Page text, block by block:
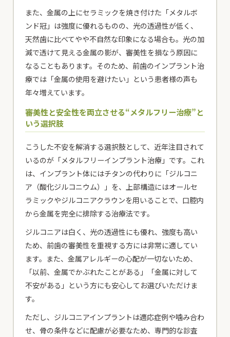
また、金属の上にセラミックを焼き付けた「メタルボ
ンド冠」は強度に優れるものの、光の透過性が低く、
天然歯に比べてやや不自然な印象になる場合も。光の加
減で透けて見える金属の影が、審美性を損なう原因に
なることもあります。そのため、前歯のインプラント治
療では「金属の使用を避けたい」という患者様の声も
年々増えています。
審美性と安全性を両立させる“メタルフリー治療”と
いう選択肢
こうした不安を解消する選択肢として、近年注目されて
いるのが「メタルフリーインプラント治療」です。これ
は、インプラント体にはチタンの代わりに「ジルコニ
ア（酸化ジルコニウム）」を、上部構造にはオールセ
ラミックやジルコニアクラウンを用いることで、口腔内
から金属を完全に排除する治療法です。
ジルコニアは白く、光の透過性にも優れ、強度も高い
ため、前歯の審美性を重視する方には非常に適してい
ます。また、金属アレルギーの心配が一切ないため、
「以前、金属でかぶれたことがある」「金属に対して
不安がある」という方にも安心してお選びいただけま
す。
ただし、ジルコニアインプラントは適応症例や噛み合わ
せ、骨の条件などに配慮が必要なため、専門的な診査